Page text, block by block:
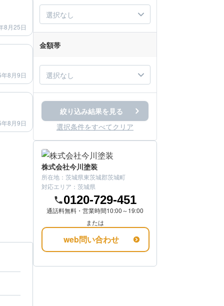
8月25日
8月9日
8月9日
選択なし
金額帯
選択なし
絞り込み結果を見る
選択条件をすべてクリア
株式会社今川塗装
所在地： 茨城県東茨城郡茨城町
対応エリア： 茨城県
0120-729-451
通話料無料・営業時間10:00～19:00
または
web問い合わせ